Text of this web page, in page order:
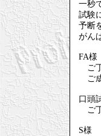
一秒
試験
予断
がん
FA様
ご
ご
口頭
ご
S様